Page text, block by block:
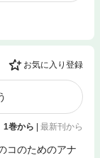
お気に入り登録
1巻から | 最新刊から
コのためのアナ